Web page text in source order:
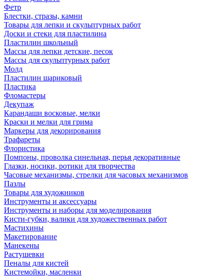
Фетр
Блестки, стразы, камни
Товары для лепки и скульптурных работ
Доски и стеки для пластилина
Пластилин школьный
Массы для лепки детские, песок
Массы для скульптурных работ
Молд
Пластилин шариковый
Пластика
Фломастеры
Декупаж
Карандаши восковые, мелки
Краски и мелки для грима
Маркеры для декорирования
Трафареты
Флористика
Помпоны, проволка синельная, перья декоративные
Глазки, носики, ротики для творчества
Часовые механизмы, стрелки для часовых механизмов
Пазлы
Товары для художников
Инструменты и аксессуары
Инструменты и наборы для моделирования
Кисти-губки, валики для художественных работ
Мастихины
Макетирование
Манекены
Растушевки
Пеналы для кистей
Кистемойки, масленки